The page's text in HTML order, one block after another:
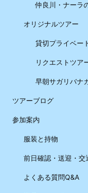
仲良川・ナーラ
オリジナルツアー
貸切プライベー
リクエストツア
早朝サガリバナ
ツアーブログ
参加案内
服装と持物
前日確認・送迎・交
よくある質問Q&A